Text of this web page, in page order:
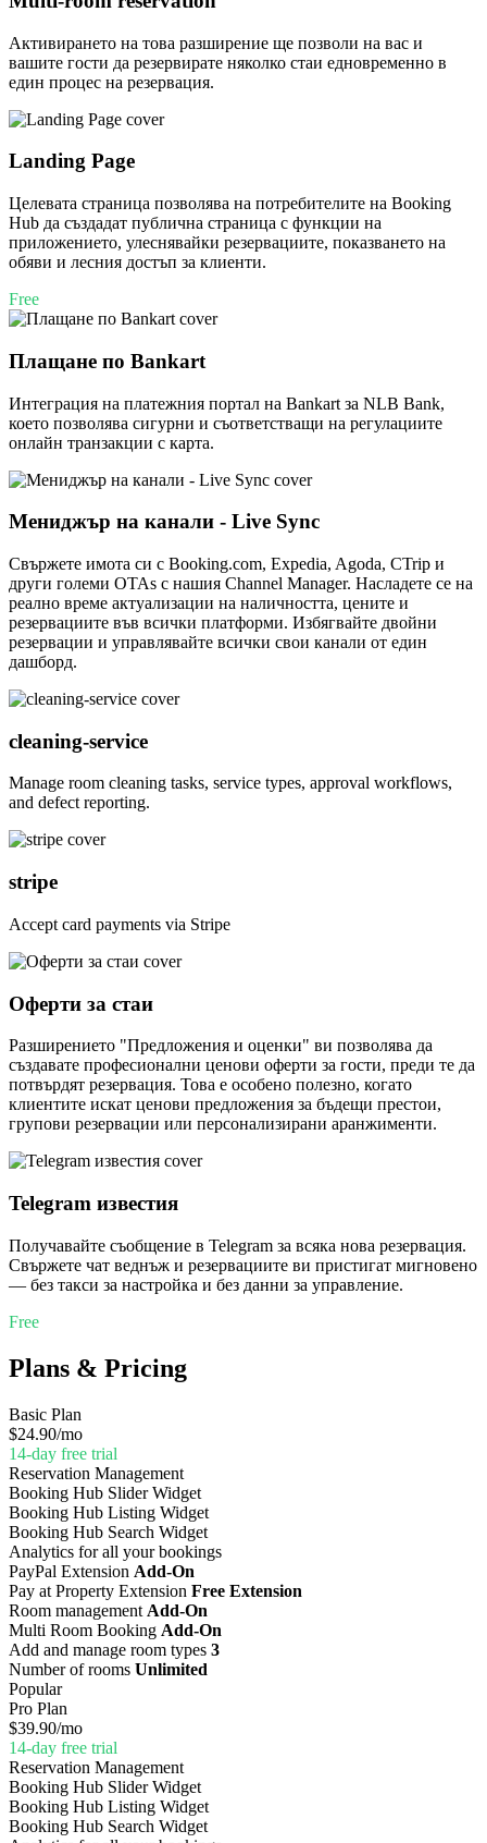
Активирането на това разширение ще позволи на вас и
вашите гости да резервирате няколко стаи едновременно в
един процес на резервация.
Landing Page
Целевата страница позволява на потребителите на Booking
Hub да създадат публична страница с функции на
приложението, улеснявайки резервациите, показването на
обяви и лесния достъп за клиенти.
Free
Плащане по Bankart
Интеграция на платежния портал на Bankart за NLB Bank,
което позволява сигурни и съответстващи на регулациите
онлайн транзакции с карта.
Мениджър на канали - Live Sync
Свържете имота си с Booking.com, Expedia, Agoda, CTrip и
други големи OTAs с нашия Channel Manager. Насладете се на
реално време актуализации на наличността, цените и
резервациите във всички платформи. Избягвайте двойни
резервации и управлявайте всички свои канали от един
дашборд.
cleaning-service
Manage room cleaning tasks, service types, approval workflows,
and defect reporting.
stripe
Accept card payments via Stripe
Оферти за стаи
Разширението "Предложения и оценки" ви позволява да
създавате професионални ценови оферти за гости, преди те да
потвърдят резервация. Това е особено полезно, когато
клиентите искат ценови предложения за бъдещи престои,
групови резервации или персонализирани аранжименти.
Telegram известия
Получавайте съобщение в Telegram за всяка нова резервация.
Свържете чат веднъж и резервациите ви пристигат мигновено
— без такси за настройка и без данни за управление.
Free
Plans & Pricing
Basic Plan
$24.90/mo
14-day free trial
Reservation Management
Booking Hub Slider Widget
Booking Hub Listing Widget
Booking Hub Search Widget
Analytics for all your bookings
PayPal Extension Add-On
Pay at Property Extension Free Extension
Room management Add-On
Multi Room Booking Add-On
Add and manage room types 3
Number of rooms Unlimited
Popular
Pro Plan
$39.90/mo
14-day free trial
Reservation Management
Booking Hub Slider Widget
Booking Hub Listing Widget
Booking Hub Search Widget